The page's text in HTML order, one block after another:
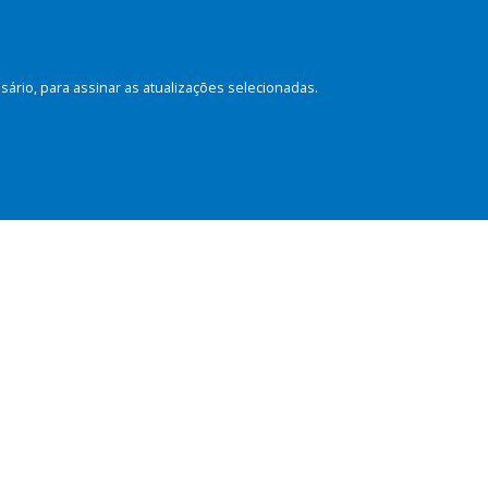
para assinar as atualizações selecionadas.